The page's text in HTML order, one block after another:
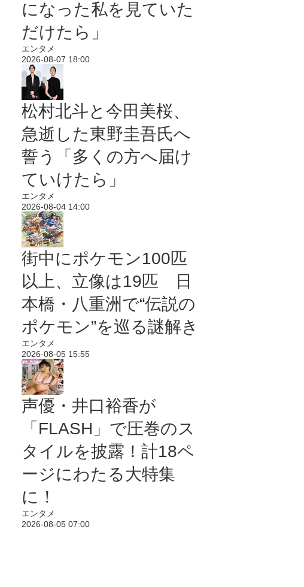
になった私を見ていた
だけたら」
エンタメ
2026-08-07 18:00
松村北斗と今田美桜、
急逝した東野圭吾氏へ
誓う「多くの方へ届け
ていけたら」
エンタメ
2026-08-04 14:00
街中にポケモン100匹
以上、立像は19匹 日
本橋・八重洲で“伝説の
ポケモン”を巡る謎解き
エンタメ
2026-08-05 15:55
声優・井口裕香が
「FLASH」で圧巻のス
タイルを披露！計18ペ
ージにわたる大特集
に！
エンタメ
2026-08-05 07:00